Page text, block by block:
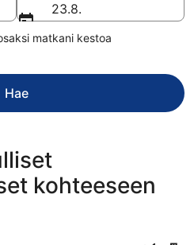
23.8.
matkani kestoa
Hae
kohteeseen
Onomichi